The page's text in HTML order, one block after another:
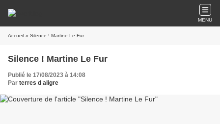
MENU
Accueil » Silence ! Martine Le Fur
Silence ! Martine Le Fur
Publié le 17/08/2023 à 14:08
Par terres d aligre